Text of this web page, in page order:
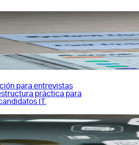
para entrevistas
práctica para
IT.